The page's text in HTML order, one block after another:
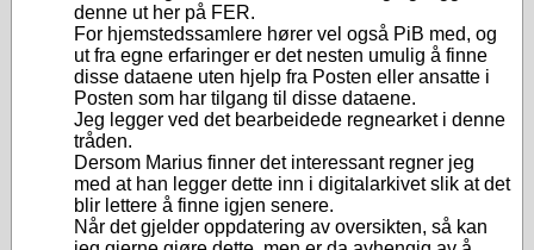
denne ut her på FER.
For hjemstedssamlere hører vel også PiB med, og
ut fra egne erfaringer er det nesten umulig å finne
disse dataene uten hjelp fra Posten eller ansatte i
Posten som har tilgang til disse dataene.
Jeg legger ved det bearbeidede regnearket i denne
tråden.
Dersom Marius finner det interessant regner jeg
med at han legger dette inn i digitalarkivet slik at det
blir lettere å finne igjen senere.
Når det gjelder oppdatering av oversikten, så kan